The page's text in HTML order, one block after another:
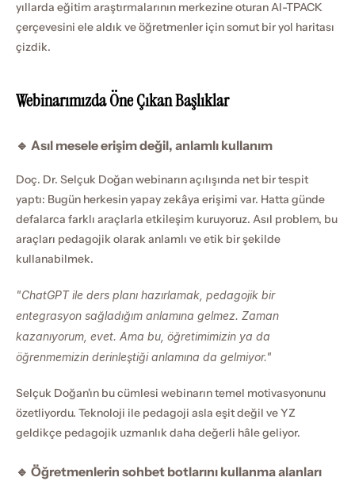
yıllarda eğitim araştırmalarının merkezine oturan AI-TPACK
çerçevesini ele aldık ve öğretmenler için somut bir yol haritası
çizdik.
Webinarımızda Öne Çıkan Başlıklar
🔹 Asıl mesele erişim değil, anlamlı kullanım
Doç. Dr. Selçuk Doğan webinarın açılışında net bir tespit
yaptı: Bugün herkesin yapay zekâya erişimi var. Hatta günde
defalarca farklı araçlarla etkileşim kuruyoruz. Asıl problem, bu
araçları pedagojik olarak anlamlı ve etik bir şekilde
kullanabilmek.
"ChatGPT ile ders planı hazırlamak, pedagojik bir
entegrasyon sağladığım anlamına gelmez. Zaman
kazanıyorum, evet. Ama bu, öğretimimizin ya da
öğrenmemizin derinleştiği anlamına da gelmiyor."
Selçuk Doğan'ın bu cümlesi webinarın temel motivasyonunu
özetliyordu. Teknoloji ile pedagoji asla eşit değil ve YZ
geldikçe pedagojik uzmanlık daha değerli hâle geliyor.
🔹 Öğretmenlerin sohbet botlarını kullanma alanları